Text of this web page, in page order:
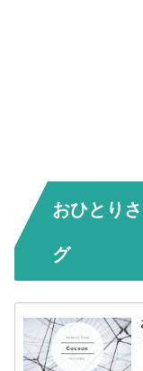
おひとり
グ